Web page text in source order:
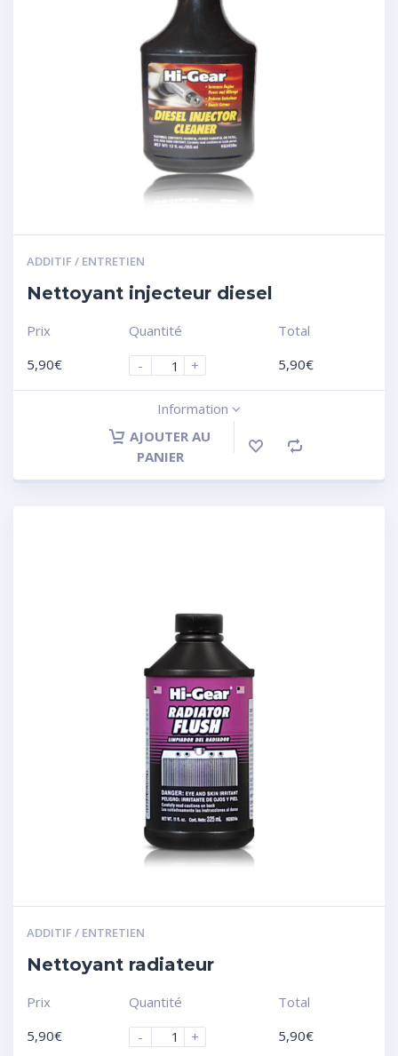
ADDITIF / ENTRETIEN
Nettoyant injecteur diesel
Prix
5,90€
Quantité
-
+
Total
5,90€
Information
AJOUTER AU
PANIER
ADDITIF / ENTRETIEN
Nettoyant radiateur
Prix
5,90€
Quantité
-
+
Total
5,90€